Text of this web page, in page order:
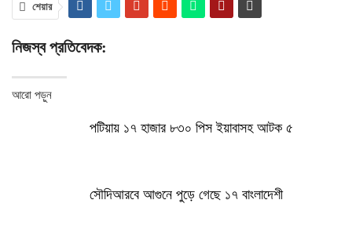
শেয়ার
নিজস্ব প্রতিবেদক:
আরো পড়ুন
পটিয়ায় ১৭ হাজার ৮৩০ পিস ইয়াবাসহ আটক ৫
সৌদিআরবে আগুনে পুড়ে গেছে ১৭ বাংলাদেশী